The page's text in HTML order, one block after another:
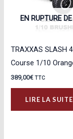
EN RUPTURE
TRAXXAS SLASH
Course 1/10
389,00€ TTC
LIRE LA SUITE